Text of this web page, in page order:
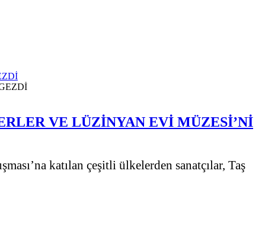
VE LÜZİNYAN EVİ MÜZESİ’Nİ
katılan çeşitli ülkelerden sanatçılar, Taş